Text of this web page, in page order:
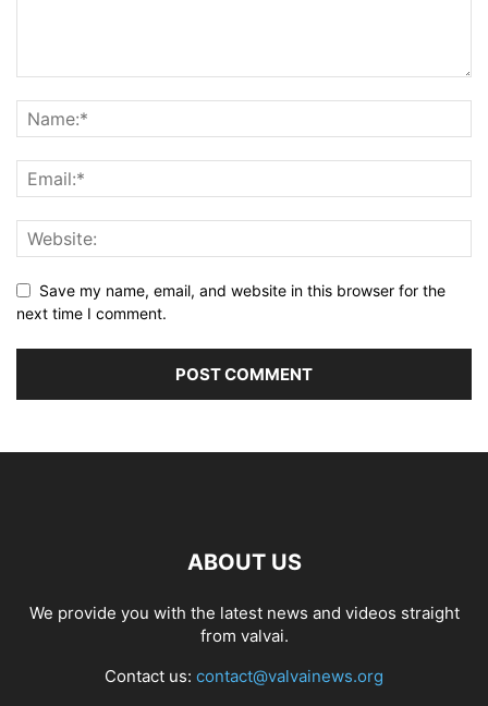
Save my name, email, and website in this browser for the
next time I comment.
ABOUT US
We provide you with the latest news and videos straight
from valvai.
Contact us: contact@valvainews.org